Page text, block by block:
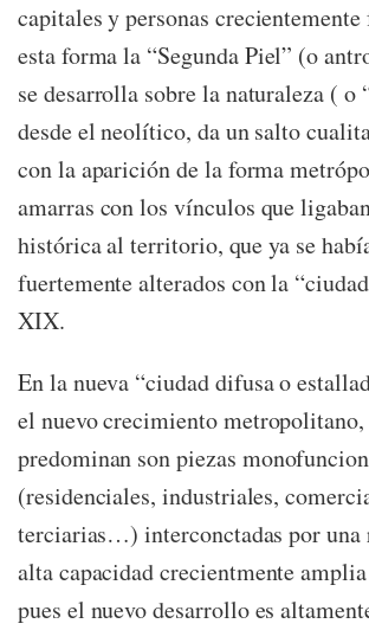
capitales y personas crecientemente
esta forma la “Segunda Piel” (o
se desarrolla sobre la naturaleza ( o
desde el neolítico, da un salto
con la aparición de la forma
amarras con los vínculos que
histórica al territorio, que ya se
fuertemente alterados con la
XIX.
En la nueva “ciudad difusa o
el nuevo crecimiento
predominan son piezas
(residenciales, industriales,
terciarias…) interconctadas por una
alta capacidad crecientmente
pues el nuevo desarrollo es